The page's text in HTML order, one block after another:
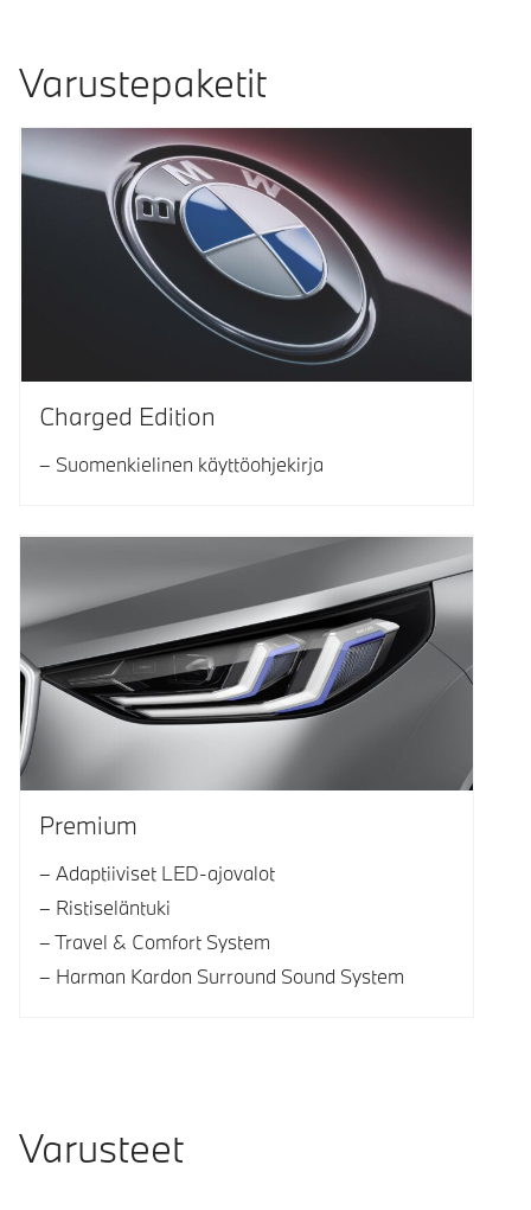
Varustepaketit
Charged Edition
Suomenkielinen käyttöohjekirja
Premium
Adaptiiviset LED-ajovalot
Ristiseläntuki
Travel & Comfort System
Harman Kardon Surround Sound System
Varusteet